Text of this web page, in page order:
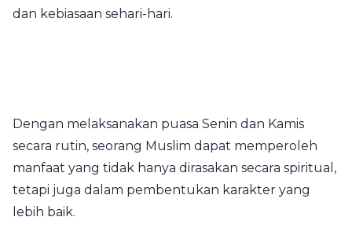
dan kebiasaan sehari-hari.
Dengan melaksanakan puasa Senin dan Kamis
secara rutin, seorang Muslim dapat memperoleh
manfaat yang tidak hanya dirasakan secara spiritual,
tetapi juga dalam pembentukan karakter yang
lebih baik.